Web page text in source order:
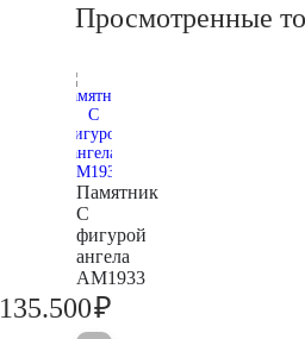
Просмотренные
Памятник
С
фигурой
ангела
AM1933
135.500₽